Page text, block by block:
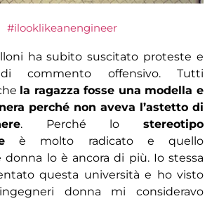
#ilooklikeanengineer
ha subito suscitato proteste e
commento offensivo. Tutti
la ragazza fosse una modella e
perché non aveva l’astetto di
. Perché lo stereotipo
è molto radicato e quello
donna lo è ancora di più. Io stessa
questa università e ho visto
donna mi consideravo